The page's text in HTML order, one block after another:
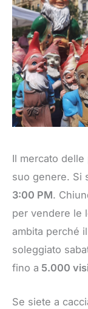
Il mercato delle
suo genere. Si
3:00 PM.
per vendere le
ambita perché
soleggiato
fino a 5.000
Se siete a